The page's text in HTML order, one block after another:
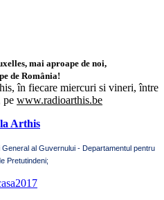
mai aproape de noi,
de România!
în fiecare miercuri si vineri, între
pe www.radioarthis.be
Arthis
al Guvernului - Departamentul pentru
Pretutindeni;